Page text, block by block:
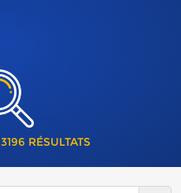
3196 RÉSULTATS